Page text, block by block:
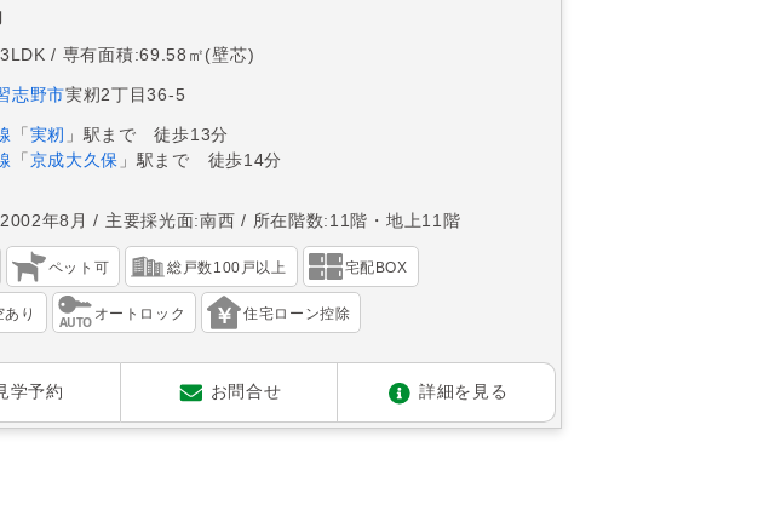
専有面積:69.58㎡(壁芯)
志野市実籾2丁目36-5
「 実籾 」駅まで 徒歩13分
「 京成大久保 」駅まで 徒歩14分
年8月 主要採光面:南西 所在階数:11階・地上11階
ペット可 総戸数100戸以上 宅配BOX
り オートロック 住宅ローン控除
学予約 お問合せ 詳細を見る